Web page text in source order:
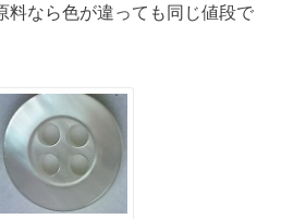
料なら色が違っても同じ値段で